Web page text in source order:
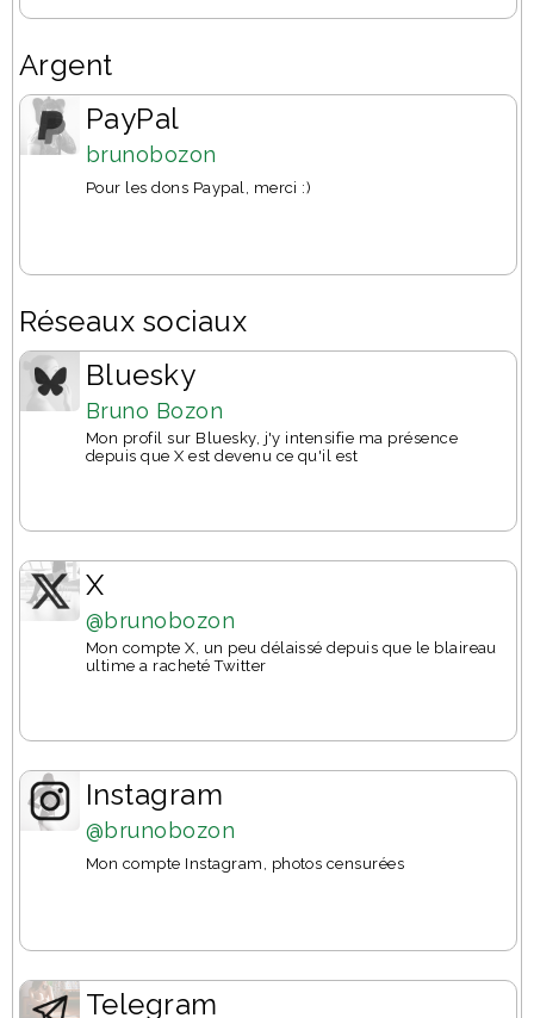
Argent
PayPal
brunobozon
Pour les dons Paypal, merci :)
Réseaux sociaux
Bluesky
Bruno Bozon
Mon profil sur Bluesky, j'y intensifie ma présence
depuis que X est devenu ce qu'il est
X
@brunobozon
Mon compte X, un peu délaissé depuis que le blaireau
ultime a racheté Twitter
Instagram
@brunobozon
Mon compte Instagram, photos censurées
Telegram